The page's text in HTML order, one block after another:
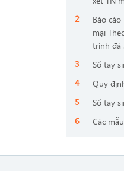
Báo
mại
trình đà
Sổ tay
Quy
Sổ tay
Các